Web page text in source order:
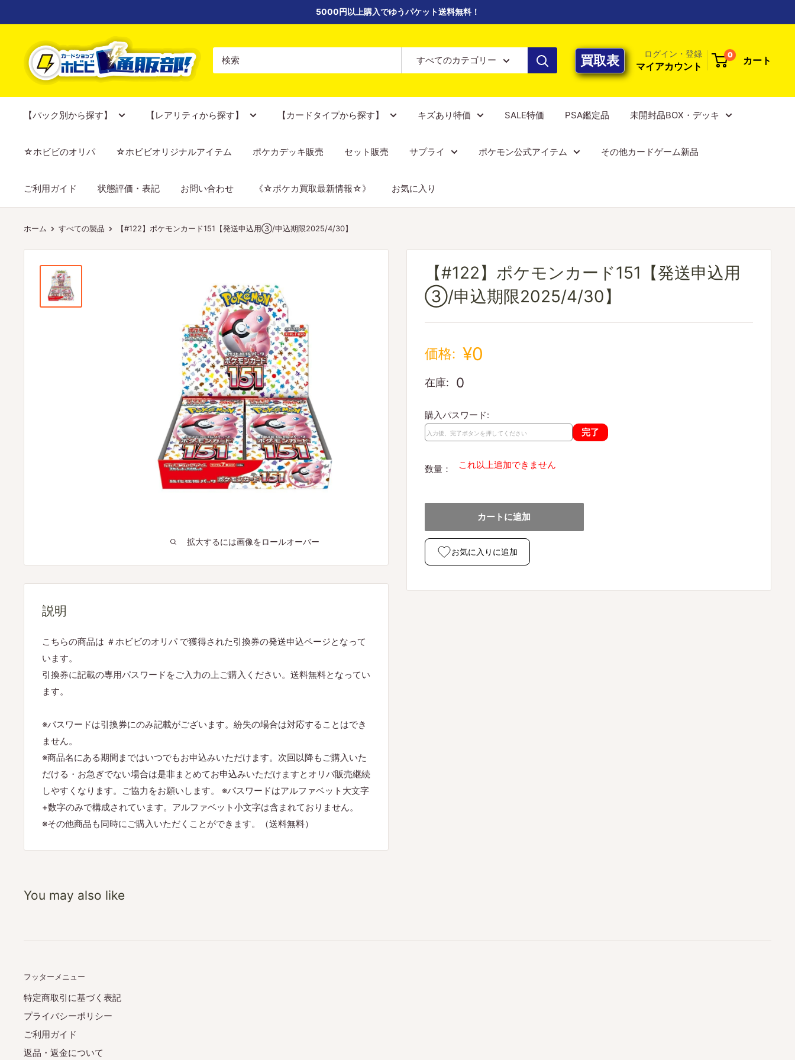
ン
5000円以上購入でゆうパケット送料無料！
【ポ
ケ
カ
門
シ
ョ
ッ
すべてのカテゴリー 買取表 ログイン・登録
マイアカウント
0 カート
【パック別から探す】 【レアリティから探す】 【カードタイプから探す】 キズあり特価 SALE特価 PSA鑑定品 未開封品BOX・デッキ
☆ホビビのオリパ ☆ホビビオリジナルアイテム ポケカデッキ販売 セット販売 サプライ ポケモン公式アイテム その他カードゲーム新品
ご利用ガイド 状態評価・表記 お問い合わせ 《☆ポケカ買取最新情報☆》 お気に入り
ホーム すべての製品 【#122】ポケモンカード151【発送申込用③/申込期限2025/4/30】
拡大するには画像をロールオーバー
【#122】ポケモンカード151【発送申込用
③/申込期限2025/4/30】
価格: ¥0
在庫: 0
購入パスワード:
完了
数量： これ以上追加できません
カートに追加
お気に入りに追加
説明
こちらの商品は ＃ホビビのオリパ で獲得された引換券の発送申込ページとなって
います。
引換券に記載の専用パスワードをご入力の上ご購入ください。送料無料となってい
ます。
※パスワードは引換券にのみ記載がございます。紛失の場合は対応することはでき
ません。
※商品名にある期間まではいつでもお申込みいただけます。次回以降もご購入いた
だける・お急ぎでない場合は是非まとめてお申込みいただけますとオリパ販売継続
しやすくなります。ご協力をお願いします。 ※パスワードはアルファベット大文字
+数字のみで構成されています。アルファベット小文字は含まれておりません。
※その他商品も同時にご購入いただくことができます。（送料無料）
You may also like
フッターメニュー
特定商取引に基づく表記
プライバシーポリシー
ご利用ガイド
返品・返金について